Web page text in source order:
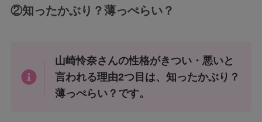
②知ったかぶり？薄っぺらい？
山崎怜奈さんの性格がきつい・悪いと
言われる理由2つ目は、知ったかぶり？
薄っぺらい？です。